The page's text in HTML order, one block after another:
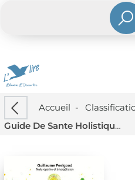
Accueil -
Guide De Sante Holistique : Le Protocole Pour Reconnecter Corps, Esprit & Energie